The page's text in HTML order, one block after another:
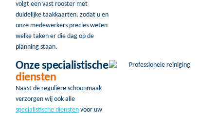
volgt een vast rooster met
duidelijke taakkaarten, zodat u en
onze medewerkers precies weten
welke taken er die dag op de
planning staan.
Onze specialistische
diensten
Naast de reguliere schoonmaak
verzorgen wij ook alle
specialistische diensten voor uw